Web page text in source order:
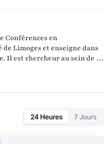
Conférences en
Limoges et enseigne dans
Il est chercheur au sein de la
Saint-Cyr – Thales
Fredrik Bull.
24 Heures 7 Jours